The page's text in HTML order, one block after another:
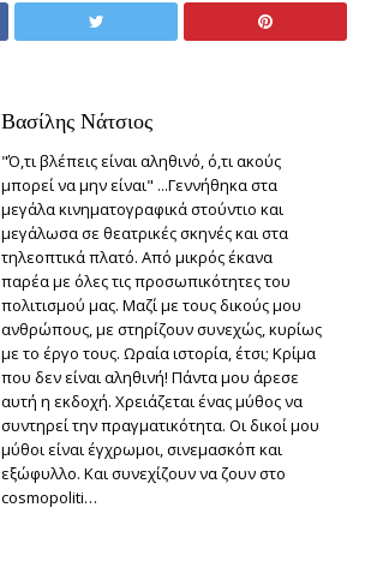
Βασίλης Νάτσιος
"Ό,τι βλέπεις είναι αληθινό, ό,τι ακούς
μπορεί να μην είναι" ...Γεννήθηκα στα
μεγάλα κινηματογραφικά στούντιο και
μεγάλωσα σε θεατρικές σκηνές και στα
τηλεοπτικά πλατό. Από μικρός έκανα
παρέα με όλες τις προσωπικότητες του
πολιτισμού μας. Μαζί με τους δικούς μου
ανθρώπους, με στηρίζουν συνεχώς, κυρίως
με το έργο τους. Ωραία ιστορία, έτσι; Κρίμα
που δεν είναι αληθινή! Πάντα μου άρεσε
αυτή η εκδοχή. Χρειάζεται ένας μύθος να
συντηρεί την πραγματικότητα. Οι δικοί μου
μύθοι είναι έγχρωμοι, σινεμασκόπ και
εξώφυλλο. Και συνεχίζουν να ζουν στο
cosmopoliti…